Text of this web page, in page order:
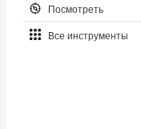
Посмотреть
Все инструменты